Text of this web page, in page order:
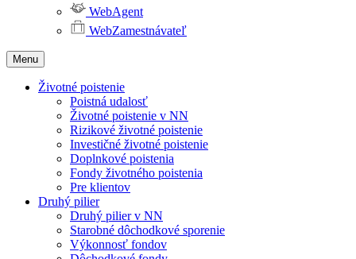
WebAgent
WebZamestnávateľ
Menu
Životné poistenie
Poistná udalosť
Životné poistenie v NN
Rizikové životné poistenie
Investičné životné poistenie
Doplnkové poistenia
Fondy životného poistenia
Pre klientov
Druhý pilier
Druhý pilier v NN
Starobné dôchodkové sporenie
Výkonnosť fondov